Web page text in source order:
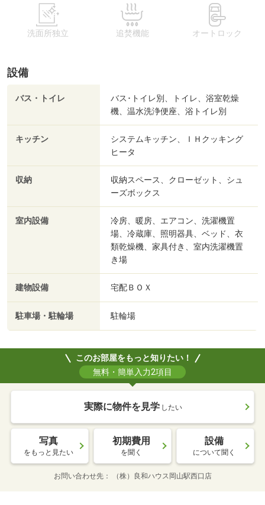
洗面所独立 追焚機能 オートロック
設備
バス・トイレ
バス･トイレ別、トイレ、浴室乾燥
機、温水洗浄便座、浴トイレ別
キッチン
システムキッチン、ＩＨクッキング
ヒータ
収納
収納スペース、クローゼット、シュ
ーズボックス
室内設備
冷房、暖房、エアコン、洗濯機置
場、冷蔵庫、照明器具、ベッド、衣
類乾燥機、家具付き、室内洗濯機置
き場
建物設備 宅配ＢＯＸ
駐車場・駐輪場 駐輪場
このお部屋をもっと知りたい！
無料・簡単入力2項目
実際に物件を見学 したい
写真
をもっと見たい
初期費用
を聞く
設備
について聞く
お問い合わせ先 （株）良和ハウス岡山駅西口店